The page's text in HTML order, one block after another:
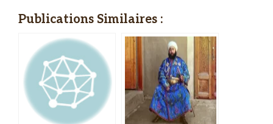
Publications Similaires :